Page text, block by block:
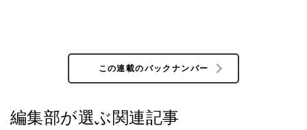
この連載のバックナンバー
編集部が選ぶ関連記事